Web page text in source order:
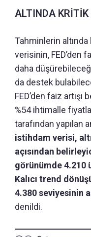
ALTINDA KRİTİK
Tahminlerin
verisinin, FED’den
daha
da destek
FED’den faiz
%54 ihtimalle
tarafından yapılan
istihdam verisi,
açısından
görünümde 4.210
Kalıcı trend
4.380 seviyesinin
denildi.